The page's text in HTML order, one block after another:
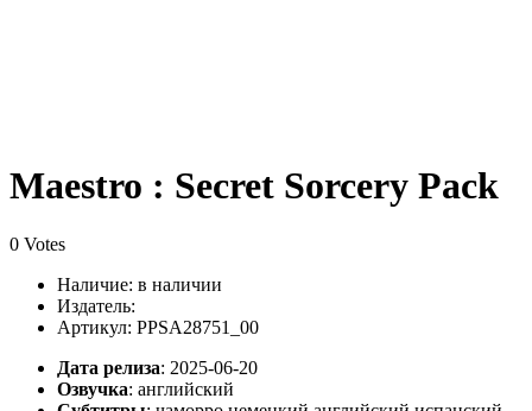
Maestro : Secret Sorcery Pack
0 Votes
Наличие: в наличии
Издатель:
Артикул: PPSA28751_00
Дата релиза: 2025-06-20
Озвучка: английский